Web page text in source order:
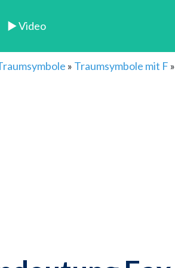
► Video
» Traumsymbole mit F »